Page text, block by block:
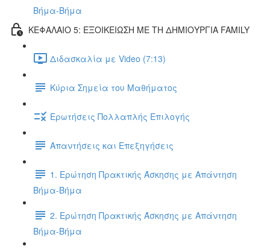
Βήμα-Βήμα
ΚΕΦΑΛΑΙΟ 5: ΕΞΟΙΚΕΙΩΣΗ ΜΕ ΤΗ ΔΗΜΙΟΥΡΓΙΑ FAMILY
Διδασκαλία με Video (7:13)
Κύρια Σημεία του Μαθήματος
Ερωτήσεις Πολλαπλής Επιλογής
Απαντήσεις και Επεξηγήσεις
1. Ερώτηση Πρακτικής Άσκησης με Απάντηση
Βήμα-Βήμα
2. Ερώτηση Πρακτικής Άσκησης με Απάντηση
Βήμα-Βήμα